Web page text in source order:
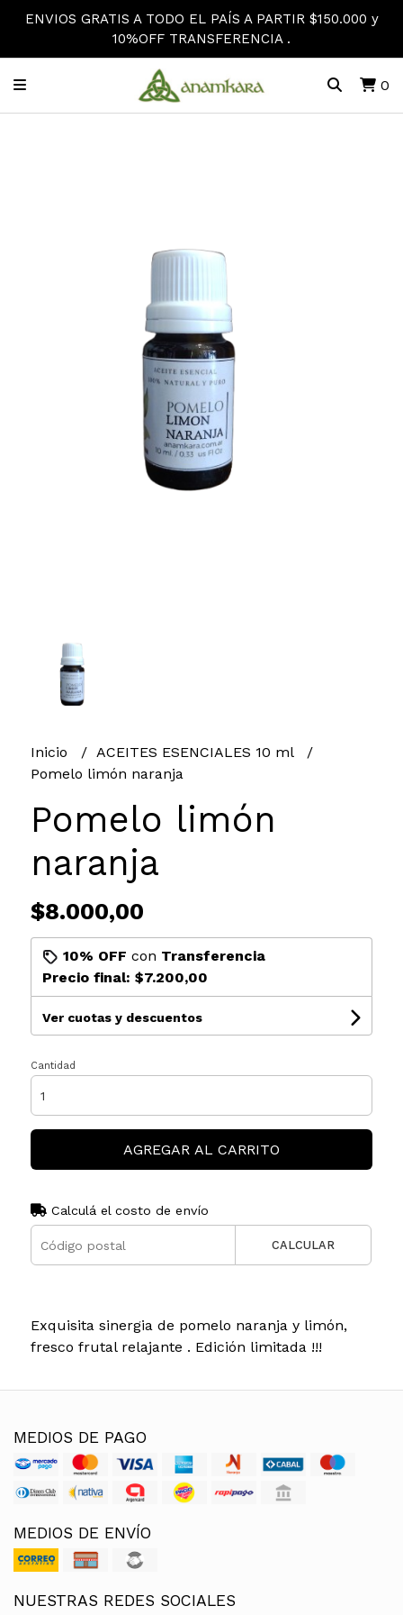
ENVIOS GRATIS A TODO EL PAÍS A PARTIR $150.000 y
10%OFF TRANSFERENCIA .
0
Inicio
ACEITES ESENCIALES 10 ml
Pomelo limón naranja
Pomelo limón
naranja
$8.000,00
10% OFF con Transferencia
Precio final: $7.200,00
Ver cuotas y descuentos
Cantidad
AGREGAR AL CARRITO
Calculá el costo de envío
CALCULAR
Exquisita sinergia de pomelo naranja y limón,
fresco frutal relajante . Edición limitada !!!
MEDIOS DE PAGO
MEDIOS DE ENVÍO
NUESTRAS REDES SOCIALES